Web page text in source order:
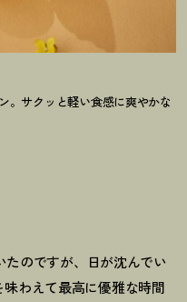
。サクッと軽い食感に爽やかな
たのですが、日が沈んでい
わえて最高に優雅な時間